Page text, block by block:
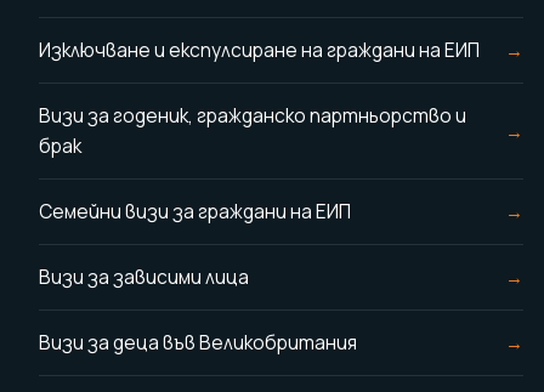
Изключване и експулсиране на граждани на ЕИП
Визи за годеник, гражданско партньорство и
брак
Семейни визи за граждани на ЕИП
Визи за зависими лица
Визи за деца във Великобритания